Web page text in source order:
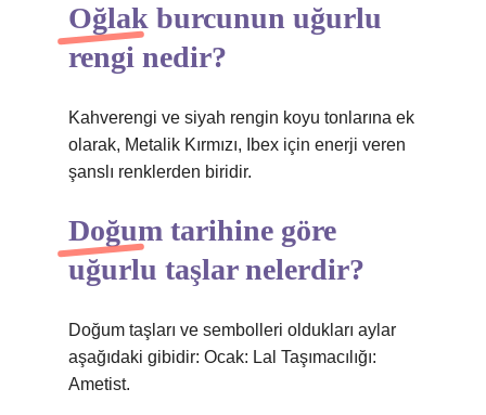
Oğlak burcunun uğurlu
rengi nedir?
Kahverengi ve siyah rengin koyu tonlarına ek
olarak, Metalik Kırmızı, Ibex için enerji veren
şanslı renklerden biridir.
Doğum tarihine göre
uğurlu taşlar nelerdir?
Doğum taşları ve sembolleri oldukları aylar
aşağıdaki gibidir: Ocak: Lal Taşımacılığı:
Ametist.